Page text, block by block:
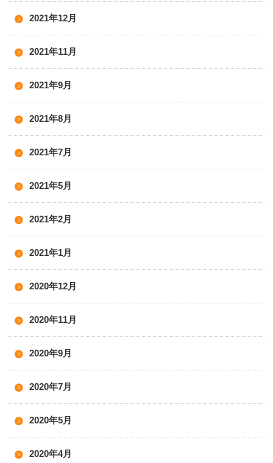
2021年12月
2021年11月
2021年9月
2021年8月
2021年7月
2021年5月
2021年2月
2021年1月
2020年12月
2020年11月
2020年9月
2020年7月
2020年5月
2020年4月